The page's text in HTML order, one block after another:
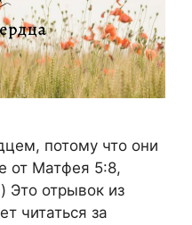
потому что они
от Матфея 5:8,
Это отрывок из
читаться за